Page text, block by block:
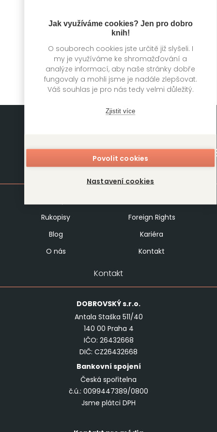
Jak využíváme cookies? Jen pro dobro
knih!
O souborech cookies jste určitě již slyšeli. I
my je využíváme ke shromažďování a
analýze informací, aby naše stránky dobře
fungovaly a mohli jsme je nadále zlepšovat.
Váš souhlas je pro nás tedy velmi důležitý.
Zjistit více
Povolit cookies
Nastavení cookies
Harro a Libertas
Norman Ohler
Na tripu
Norman Ohler
Mapa stránek
Rukopisy
Foreign Rights
Blog
Kariéra
O nás
Kontakt
Kontakt
DOBROVSKÝs.r.o.
Antala Staška 511/40
140 00 Praha 4
IČO: 26432668
DIČ: CZ26432668
Bankovní spojení
Česká spořitelna
č.ú.: 0099447389/0800
Jsme plátci DPH